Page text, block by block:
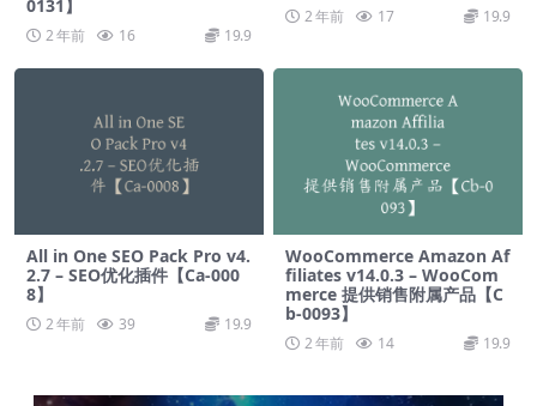
0131】
2 年前 16 19.9
2 年前 17 19.9
All in One SEO Pack Pro v4.
2.7 – SEO优化插件【Ca-000
8】
2 年前 39 19.9
WooCommerce Amazon Af
filiates v14.0.3 – WooCom
merce 提供销售附属产品【C
b-0093】
2 年前 14 19.9